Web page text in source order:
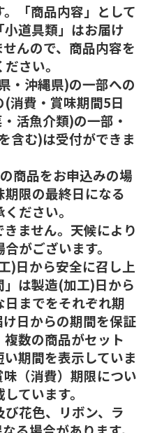
「商品内容」として
道具類」はお届け
んので、商品内容を
さい。
・沖縄県)の一部への
消費・賞味期間5日
活魚介類)の一部・
含む)は受付ができま
商品をお申込みの場
限の最終日になる
ださい。
ません。天候により
がございます。
)日から安全に召し上
は製造(加工)日から
までをそれぞれ期
日からの期間を保証
数の商品がセット
期間を表示していま
（消費）期限につい
ています。
花色、リボン、ラ